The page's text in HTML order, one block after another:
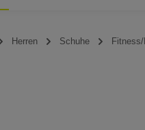
Herren Schuhe